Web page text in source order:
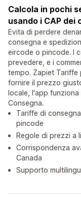
Calcola in pochi
usando i CAP dei
Evita di perdere
consegna e
eircode o pincode. I
prevedere, e i
tempo. Zapiet Tariffe
fornire il prezzo
locale, l'app
Consegna.
Tariffe di
pincode
Regole di prezzi a
Corrispondenza
Canada
Supporto